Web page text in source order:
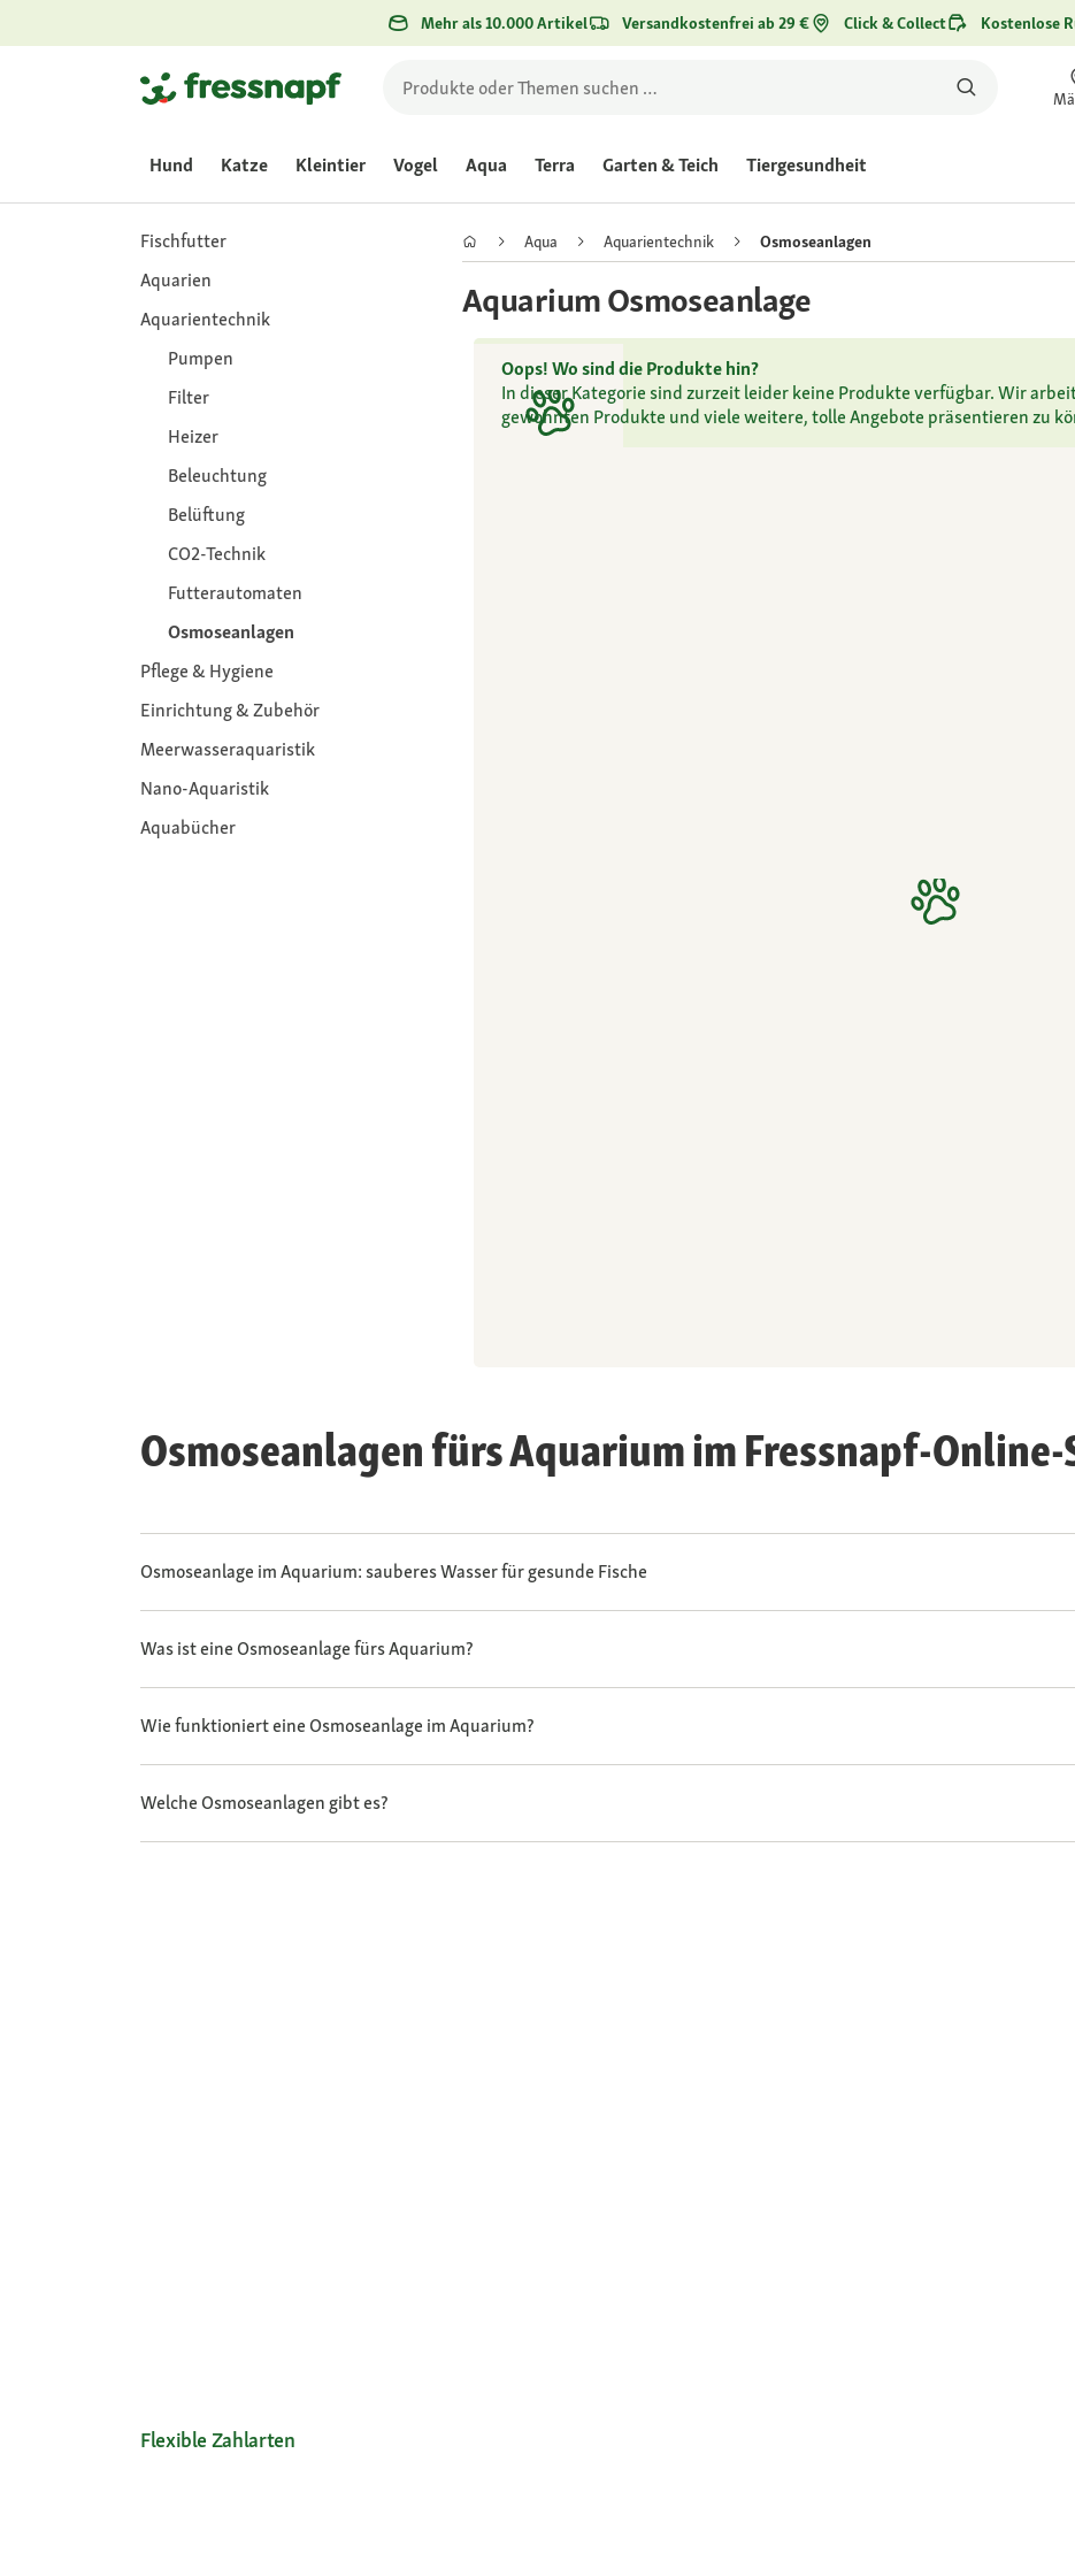
Mehr als 10.000 Artikel Versandkostenfrei ab 29 € Click & Collect Kostenlose
Hund Katze Kleintier Vogel Aqua Terra Garten & Teich Tiergesundheit
Fischfutter
Aquarien
Aquarientechnik
Pumpen
Filter
Heizer
Beleuchtung
Belüftung
CO2-Technik
Futterautomaten
Osmoseanlagen
Pflege & Hygiene
Einrichtung & Zubehör
Meerwasseraquaristik
Nano-Aquaristik
Aquabücher
Aqua Aquarientechnik Osmoseanlagen
Aquarium Osmoseanlage
Oops! Wo sind die Produkte hin?
In dieser Kategorie sind zurzeit leider keine Produkte verfügbar. Wir
gewohnten Produkte und viele weitere, tolle Angebote präsentieren zu
Osmoseanlagen fürs Aquarium im Fressnapf-Online-
Osmoseanlage im Aquarium: sauberes Wasser für gesunde Fische
Was ist eine Osmoseanlage fürs Aquarium?
Wie funktioniert eine Osmoseanlage im Aquarium?
Welche Osmoseanlagen gibt es?
Flexible Zahlarten